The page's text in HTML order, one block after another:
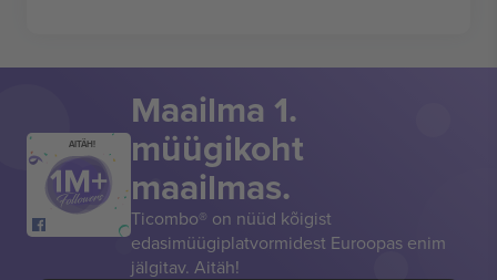
AITÄH!
Maailma 1.
müügikoht
maailmas.
Ticombo® on nüüd kõigist
edasimüügiplatvormidest Euroopas enim
jälgitav. Aitäh!